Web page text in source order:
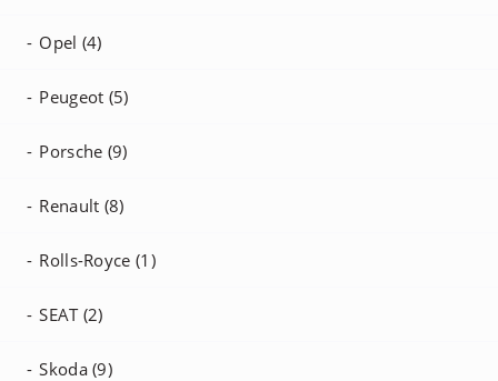
Opel (4)
Peugeot (5)
Porsche (9)
Renault (8)
Rolls-Royce (1)
SEAT (2)
Skoda (9)